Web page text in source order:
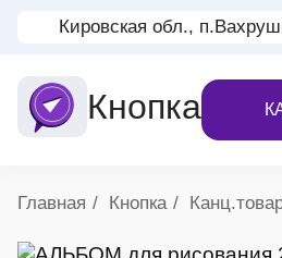
Кировская обл.,
Кнопка
Хлебные
Главная Кнопка